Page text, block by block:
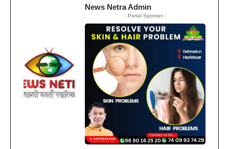
News Netra Admin
- Portal Sponser -